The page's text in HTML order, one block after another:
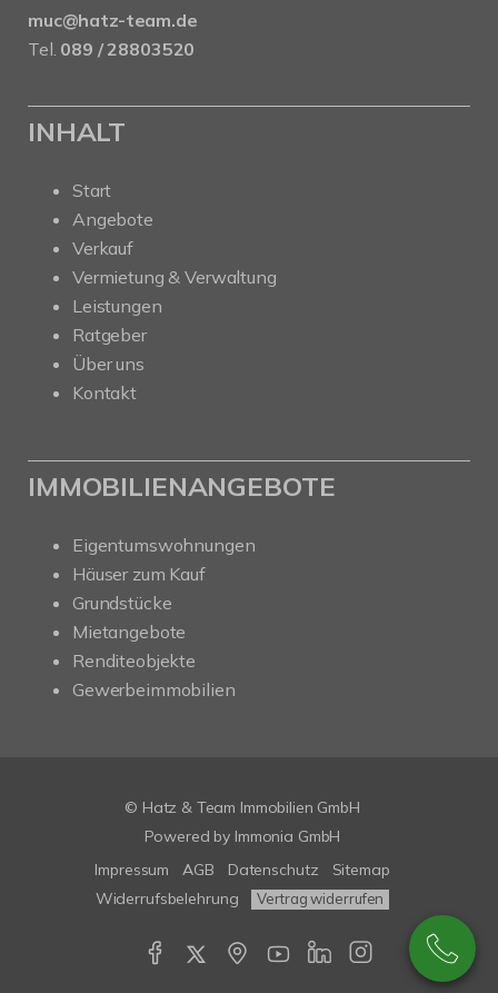
muc@hatz-team.de
Tel. 089 / 28803520
INHALT
Start
Angebote
Verkauf
Vermietung & Verwaltung
Leistungen
Ratgeber
Über uns
Kontakt
IMMOBILIENANGEBOTE
Eigentumswohnungen
Häuser zum Kauf
Grundstücke
Mietangebote
Renditeobjekte
Gewerbeimmobilien
© Hatz & Team Immobilien GmbH
Powered by Immonia GmbH
Impressum
AGB Datenschutz
Sitemap
Widerrufsbelehrung
Vertrag widerrufen